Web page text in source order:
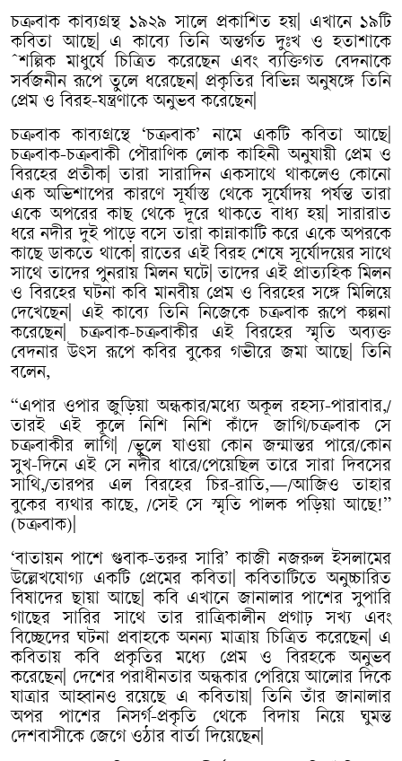
চক্রবাক কাব্যগ্রন্থ ১৯২৯ সালে প্রকাশিত হয়| এখানে ১৯টি
কবিতা আছে| এ কাব্যে তিনি অন্তর্গত দুঃখ ও হতাশাকে
ˆশল্পিক মাধুর্যে চিত্রিত করেছেন এবং ব্যক্তিগত
বেদনাকে
সর্বজনীন রূপে তুলে ধরেছেন| প্রকৃতির বিভিন্ন অনুষঙ্গে তিনি
প্রেম ও বিরহ-যন্ত্রণাকে অনুভব করেছেন|
চক্রবাক
কাব্যগ্রন্থে‘চক্রবাক’নামে একটি কবিতা আছে
চক্রবাক-চক্রবাকী পৌরাণিক লোক কাহিনী অনুযায়ী প্রেম ও
বিরহের প্রতীক|তারা সারাদিন একসাথে থাকলেও কোনো
এক অভিশাপের কারণে সূর্যাস্ত থেকে সূর্যোদয় পর্যন্ত তারা
একে অপরের কাছ থেকে দূরে থাকতে বাধ্য হয়|সারারাত
ধরে নদীর দুই পাড়ে বসে তারা কান্নাকাটি করে একে অপরকে
কাছে ডাকতে থাকে|রাতের এই বিরহ শেষে সূর্যোদয়ের সাথে
সাথে তাদের পুনরায় মিলন ঘটে|তাদের এই প্রাত্যহিক মিলন
ও বিরহের ঘটনা কবি মানবীয় প্রেম ও বিরহের সঙ্গে মিলিয়ে
দেখেছেন| এই কাব্যে তিনি নিজেকে চক্রবাক রূপে কল্পনা
করেছেন|চক্রবাক-চক্রবাকীর এই বিরহের স্মৃতি
অব্যক্ত
বেদনার উৎস রূপে কবির বুকের গভীরে জমা আছে |তিনি
বলেন,
“এপার ওপার জুড়িয়া অন্ধকার/মধ্যে অকূল রহস্য-পারাবার,/
তারই
এই কূলে নিশি নিশি কাঁদে জাগি/চক্রবাক
সে
চক্রবাকীর লাগি| /ভুলে যাওয়া কোন জন্মান্তর পারে/কোন
সুখ-দিনে এই সে নদীর ধারে/পেয়েছিল তারে সারা দিবসের
সাথি,/তারপর এল বিরহের চির-রাতি,—/আজিও
তাহার
বুকের ব্যথার কাছে, /সেই সে স্মৃতি পালক পড়িয়া আছে!”
(চক্রবাক)|
‘বাতায়ন পাশে গুবাক-তরুর সারি’কাজী নজরুল ইসলামের
উল্লেখযোগ্য একটি প্রেমের কবিতা|কবিতাটিতে অনুচ্চারিত
বিষাদের ছায়া আছে |কবি এখানে জানালার পাশের সুপারি
গাছের
সারির সাথে তার রাত্রিকালীন প্রগাঢ় সখ্য
এবং
বিচ্ছেদের ঘটনা প্রবাহকে অনন্য মাত্রায় চিত্রিত করেছেন| এ
কবিতায়
কবি প্রকৃতির মধ্যে প্রেম ও বিরহকে
অনুভব
করেছেন| দেশের পরাধীনতার অন্ধকার পেরিয়ে আলোর দিকে
যাত্রার আহ্বানও রয়েছে এ কবিতায়|তিনি তাঁর জানালার
অপর
পাশের নিসর্গ-প্রকৃতি থেকে বিদায় নিয়ে
ঘুমন্ত
দেশবাসীকে জেগে ওঠার বার্তা দিয়েছেন|